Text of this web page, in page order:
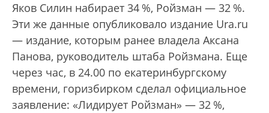
Яков Силин набирает 34 %, Ройзман — 32 %.
Эти же данные опубликовало издание Ura.ru
— издание, которым ранее владела Аксана
Панова, руководитель штаба Ройзмана. Еще
через час, в 24.00 по екатеринбургскому
времени, горизбирком сделал официальное
заявление: «Лидирует Ройзман» — 32 %,